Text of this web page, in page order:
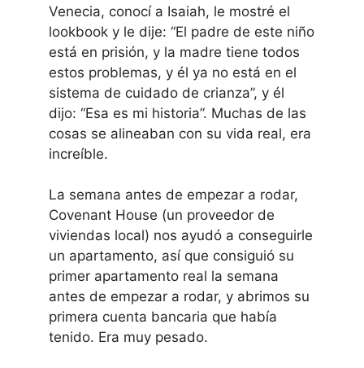
Venecia, conocí a Isaiah, le mostré el
lookbook y le dije: “El padre de este niño
está en prisión, y la madre tiene todos
estos problemas, y él ya no está en el
sistema de cuidado de crianza”, y él
dijo: “Esa es mi historia”. Muchas de las
cosas se alineaban con su vida real, era
increíble.
La semana antes de empezar a rodar,
Covenant House (un proveedor de
viviendas local) nos ayudó a conseguirle
un apartamento, así que consiguió su
primer apartamento real la semana
antes de empezar a rodar, y abrimos su
primera cuenta bancaria que había
tenido. Era muy pesado.